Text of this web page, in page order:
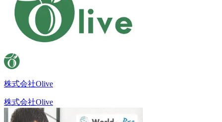
株式会社Olive
株式会社Olive